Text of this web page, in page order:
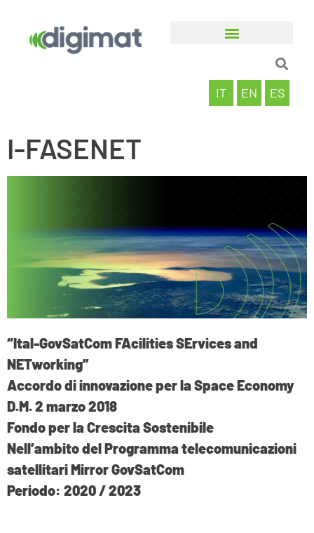
IT EN ES
I-FASENET
“Ital-GovSatCom FAcilities SErvices and
NETworking”
Accordo di innovazione per la Space Economy
D.M. 2 marzo 2018
Fondo per la Crescita Sostenibile
Nell’ambito del Programma telecomunicazioni
satellitari Mirror GovSatCom
Periodo: 2020 / 2023